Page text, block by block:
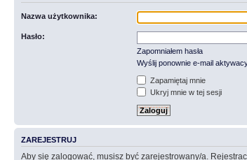
Nazwa użytkownika:
Hasło:
Zapomniałem hasła
Wyślij ponownie e-mail
Zapamiętaj mnie
Ukryj mnie w tej sesji
ZAREJESTRUJ
Aby się zalogować, musisz być zarejestrowany/a.